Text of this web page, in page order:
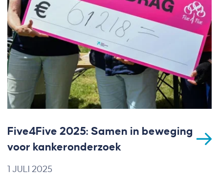
Five4Five 2025: Samen in beweging
voor kankeronderzoek
1 JULI 2025